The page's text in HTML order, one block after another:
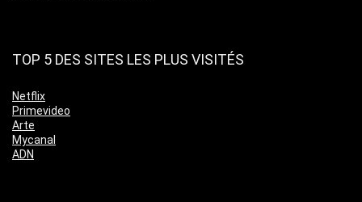
TOP 5 DES SITES LES PLUS VISITÉS
Netflix
Primevideo
Arte
Mycanal
ADN